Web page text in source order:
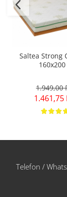
Saltea Strong
1.949,00
1.461,75
Telefon /